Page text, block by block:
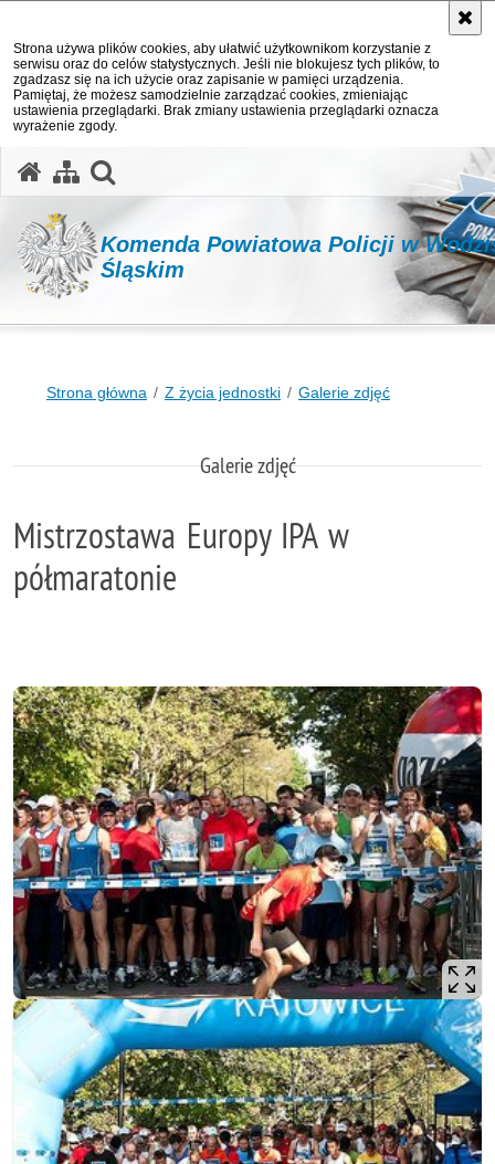
Strona używa plików cookies, aby ułatwić użytkownikom korzystanie z
serwisu oraz do celów statystycznych. Jeśli nie blokujesz tych plików, to
zgadzasz się na ich użycie oraz zapisanie w pamięci urządzenia.
Pamiętaj, że możesz samodzielnie zarządzać cookies, zmieniając
ustawienia przeglądarki. Brak zmiany ustawienia przeglądarki oznacza
wyrażenie zgody.
Komenda Powiatowa Policji w
Śląskim
Strona główna Z życia jednostki Galerie zdjęć
Galerie zdjęć
Mistrzostawa Europy IPA w
półmaratonie